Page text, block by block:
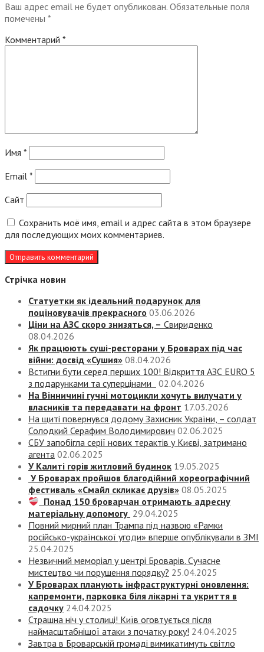
Ваш адрес email не будет опубликован. Обязательные поля
помечены *
Комментарий *
Имя *
Email *
Сайт
Сохранить моё имя, email и адрес сайта в этом браузере
для последующих моих комментариев.
Стрічка новин
Статуетки як ідеальний подарунок для
поціновувачів прекрасного 03.06.2026
Ціни на АЗС скоро знизяться, – Свириденко
08.04.2026
Як працюють суші-ресторани у Броварах під час
війни: досвід «Сушия» 08.04.2026
Встигни бути серед перших 100! Відкриття АЗС EURO 5
з подарунками та суперцінами
02.04.2026
На Вінничині гучні мотоцикли хочуть вилучати у
власників та передавати на фронт 17.03.2026
На щиті повернувся додому Захисник України, – солдат
Солодкий Серафим Володимирович 02.06.2025
СБУ запобігла серії нових терактів у Києві, затримано
агента 02.06.2025
У Калиті горів житловий будинок 19.05.2025
У Броварах пройшов благодійний хореографічний
фестиваль «Смайл скликає друзів» 08.05.2025
Понад 150 броварчан отримають адресну
матеріальну допомогу 29.04.2025
Повний мирний план Трампа під назвою «‎Рамки
російсько-української угоди» вперше опублікували в ЗМІ
25.04.2025
Незвичний меморіал у центрі Броварів. Сучасне
мистецтво чи порушення порядку? 25.04.2025
У Броварах планують інфраструктурні оновлення:
капремонти, парковка біля лікарні та укриття в
садочку 24.04.2025
Страшна ніч у столиці! Київ оговтується після
наймасштабнішої атаки з початку року! 24.04.2025
Завтра в Броварській громаді вимикатимуть світло